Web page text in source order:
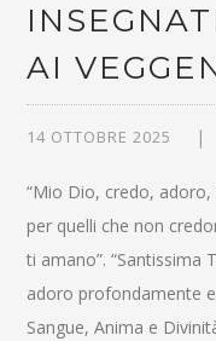
AI
14 OTTOBRE 2025
“Mio Dio, credo,
per quelli che non
ti amano”. “Santissima
adoro profondamente
Sangue, Anima e